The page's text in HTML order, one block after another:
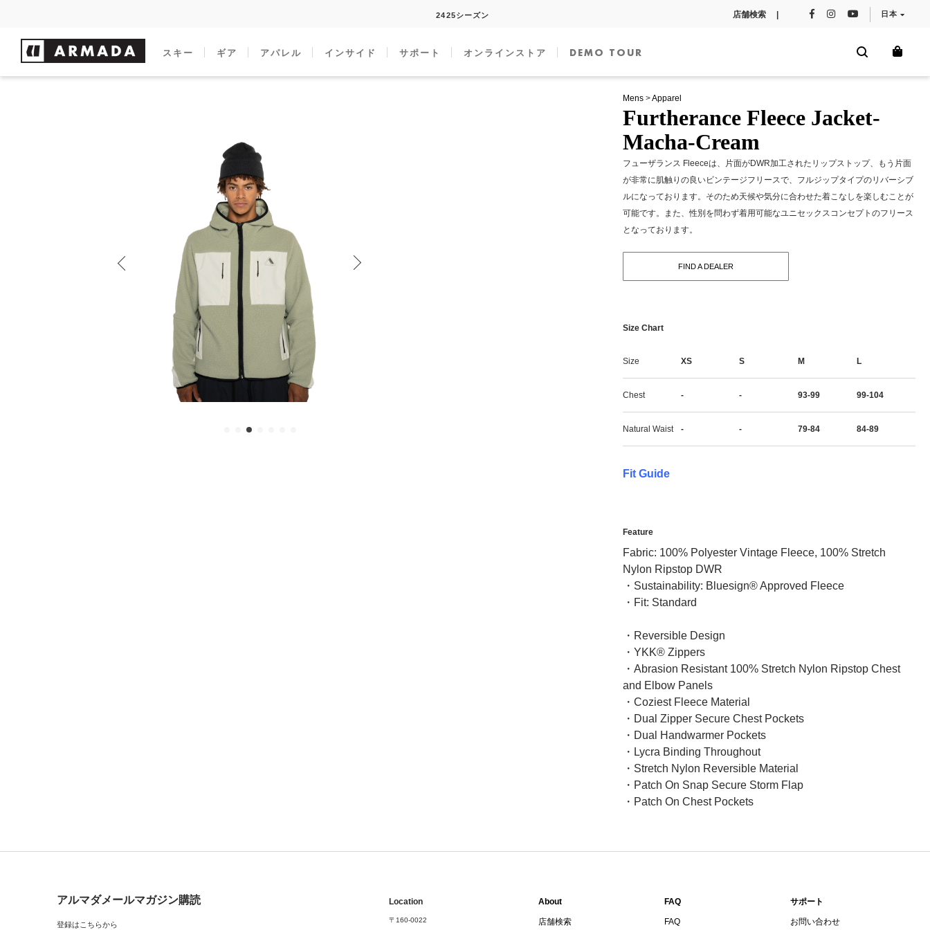
2425シーズン 店舗検索 | 日本
スキー ギア アパレル インサイド サポート オンラインストア DEMO TOUR
Mens >Apparel
Furtherance Fleece Jacket-
Macha-Cream
フューザランス Fleeceは、片面がDWR加工されたリップストップ、もう片面
が非常に肌触りの良いビンテージフリースで、フルジップタイプのリバーシブ
ルになっております。そのため天候や気分に合わせた着こなしを楽しむことが
可能です。また、性別を問わず着用可能なユニセックスコンセプトのフリース
となっております。
FIND A DEALER
Size Chart
Size XS S M L
Chest - - 93-99 99-104
Natural Waist - - 79-84 84-89
Fit Guide
Feature
Fabric: 100% Polyester Vintage Fleece, 100% Stretch
Nylon Ripstop DWR
・Sustainability: Bluesign® Approved Fleece
・Fit: Standard
・Reversible Design
・YKK® Zippers
・Abrasion Resistant 100% Stretch Nylon Ripstop Chest
and Elbow Panels
・Coziest Fleece Material
・Dual Zipper Secure Chest Pockets
・Dual Handwarmer Pockets
・Lycra Binding Throughout
・Stretch Nylon Reversible Material
・Patch On Snap Secure Storm Flap
・Patch On Chest Pockets
アルマダメールマガジン購読
登録はこちらから
Location
〒160-0022
About
店舗検索
FAQ
FAQ
サポート
お問い合わせ